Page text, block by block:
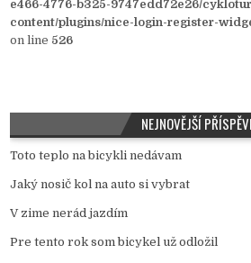
e466-4776-b325-9747edd72e26/
content/plugins/nice-login-register-
on line 526
NEJNOVĚJŠÍ
Toto teplo na bicykli nedávam
Jaký nosič kol na auto si vybrat
V zime nerád jazdím
Pre tento rok som bicykel už odložil